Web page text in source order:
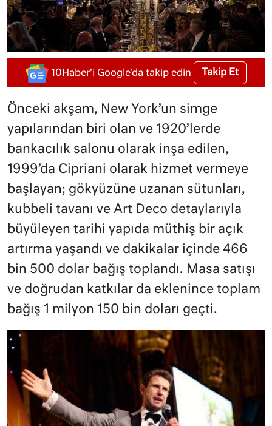
10Haber'i Google'da takip edin Takip Et
Önceki akşam, New York’un simge
yapılarından biri olan ve 1920’lerde
bankacılık salonu olarak inşa edilen,
1999’da Cipriani olarak hizmet vermeye
başlayan; gökyüzüne uzanan sütunları,
kubbeli tavanı ve Art Deco detaylarıyla
büyüleyen tarihi yapıda müthiş bir açık
artırma yaşandı ve dakikalar içinde 466
bin 500 dolar bağış toplandı. Masa satışı
ve doğrudan katkılar da eklenince toplam
bağış 1 milyon 150 bin doları geçti.